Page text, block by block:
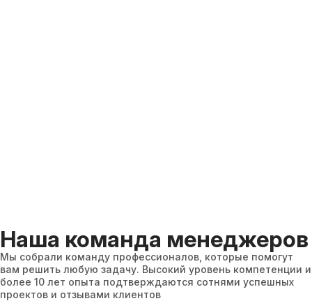
Наша команда менеджеров
Мы собрали команду профессионалов, которые помогут
вам решить любую задачу. Высокий уровень компетенции и
более 10 лет опыта подтверждаются сотнями успешных
проектов и отзывами клиентов